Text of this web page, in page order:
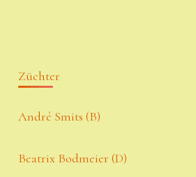
Züchter
André Smits (B)
Beatrix Bodmeier (D)